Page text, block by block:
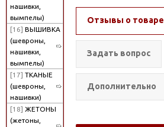
нашивки,
вымпелы)
[16] ВЫШИВКА
(шевроны,
нашивки,
вымпелы)
[17] ТКАНЫЕ
(шевроны,
нашивки)
[18] ЖЕТОНЫ
(жетоны,
Отзывы о товаре
Задать вопрос
Дополнительно